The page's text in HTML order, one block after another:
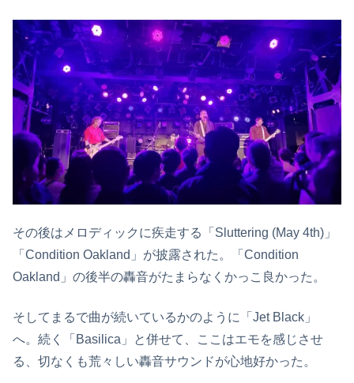
その後はメロディックに疾走する「Sluttering (May 4th)」
「Condition Oakland」が披露された。「Condition
Oakland」の後半の轟音がたまらなくかっこ良かった。
そしてまるで曲が続いているかのように「Jet Black」
へ。続く「Basilica」と併せて、ここはエモを感じさせ
る、切なくも荒々しい轟音サウンドが心地好かった。